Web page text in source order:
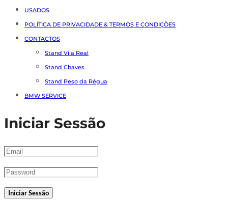
USADOS
POLÍTICA DE PRIVACIDADE & TERMOS E CONDIÇÕES
CONTACTOS
Stand Vila Real
Stand Chaves
Stand Peso da Régua
BMW SERVICE
Iniciar Sessão
Iniciar Sessão